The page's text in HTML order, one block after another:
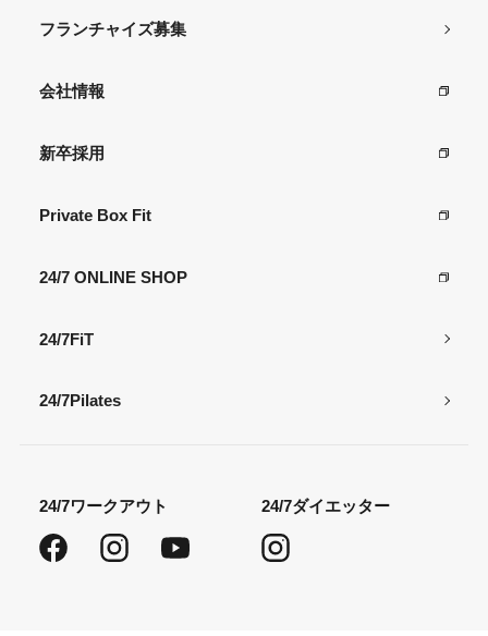
24/7ワークアウト
FacebookInstagram
24/7ダイエッター
フランチャイズ募集
会社情報
新卒採用
Private Box Fit
24/7 ONLINE SHOP
24/7FiT
24/7Pilates